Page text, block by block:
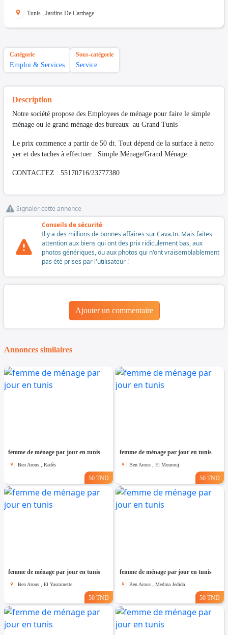
Tunis , Jardins De Carthage
Catégorie
Emploi & Services
Sous-catégorie
Service
Description
Notre société propose des Employees de ménage pour faire le simple
ménage ou le grand ménage des bureaux au Grand Tunis
Le prix commence a partir de 50 dt. Tout dépend de la surface à netto
yer et des taches à effectuer : Simple Ménage/Grand Ménage.
CONTACTEZ : 55170716/23777380
Signaler cette annonce
Conseils de sécurité
Il y a des millions de bonnes affaires sur Cava.tn. Mais faites
attention aux biens qui ont des prix ridiculement bas, aux
photos génériques, ou aux photos qui n'ont vraisemblablement
pas été prises par l'utilisateur !
Ajouter un commentaire
Annonces similaires
femme de ménage par jour en tunis
Ben Arous , Radès
50 TND
femme de ménage par jour en tunis
Ben Arous , El Mourouj
50 TND
femme de ménage par jour en tunis
Ben Arous , El Yasminette
50 TND
femme de ménage par jour en tunis
Ben Arous , Medina Jedida
50 TND